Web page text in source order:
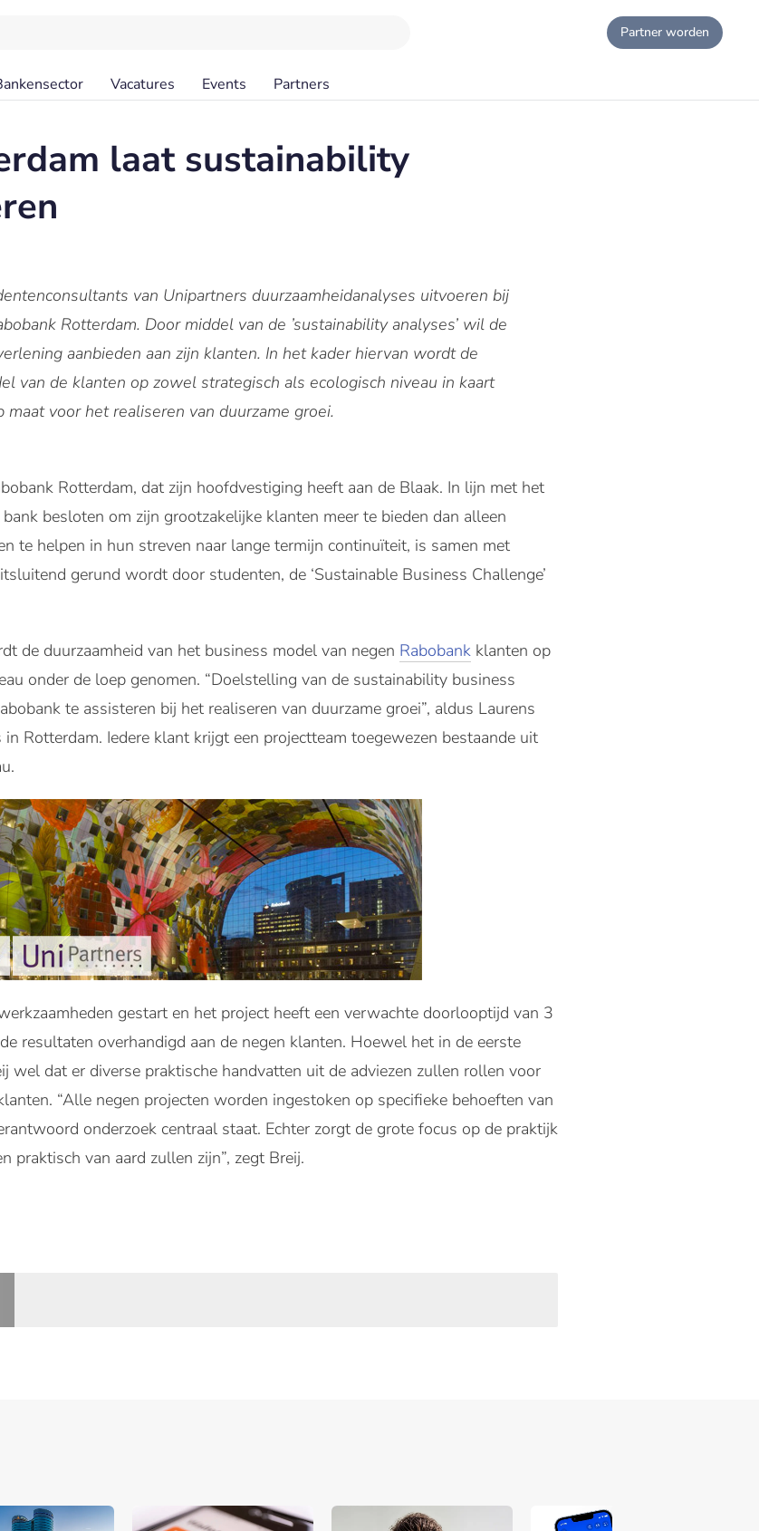
Partner worden
Vacatures Events Partners
laat sustainability
van Unipartners duurzaamheidanalyses uitvoeren bij
Rotterdam. Door middel van de ’sustainability analyses’ wil de
aanbieden aan zijn klanten. In het kader hiervan wordt de
van de klanten op zowel strategisch als ecologisch niveau in kaart
voor het realiseren van duurzame groei.
Rotterdam, dat zijn hoofdvestiging heeft aan de Blaak. In lijn met het
besloten om zijn grootzakelijke klanten meer te bieden dan alleen
te helpen in hun streven naar lange termijn continuïteit, is samen met
gerund wordt door studenten, de ‘Sustainable Business Challenge’
de duurzaamheid van het business model van negen Rabobank klanten op
onder de loep genomen. “Doelstelling van de sustainability business
te assisteren bij het realiseren van duurzame groei”, aldus Laurens
Rotterdam. Iedere klant krijgt een projectteam toegewezen bestaande uit
gestart en het project heeft een verwachte doorlooptijd van 3
resultaten overhandigd aan de negen klanten. Hoewel het in de eerste
wel dat er diverse praktische handvatten uit de adviezen zullen rollen voor
“Alle negen projecten worden ingestoken op specifieke behoeften van
onderzoek centraal staat. Echter zorgt de grote focus op de praktijk
praktisch van aard zullen zijn”, zegt Breij.